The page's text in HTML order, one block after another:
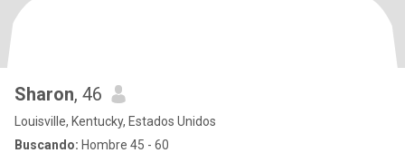
Sharon, 46
Louisville, Kentucky, Estados Unidos
Buscando: Hombre 45 - 60